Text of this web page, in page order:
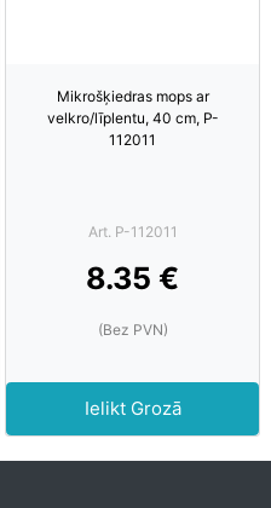
Mikrošķiedras mops ar
velkro/līplentu, 40 cm, P-
112011
Art. P-112011
8.35 €
(Bez PVN)
Ielikt Grozā